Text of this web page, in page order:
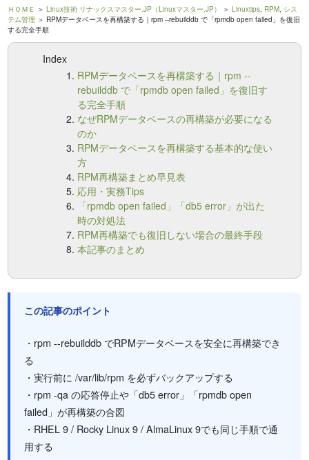
ＨＯＭＥ ＞Linux技術 リナックスマスター.JP（Linuxマスター.JP） ＞Linuxtips, RPM, シス
テム管理 ＞ RPMデータベースを再構築する｜rpm --rebuilddb で「rpmdb open failed」を復旧
する完全手順
Index
RPMデータベースを再構築する｜rpm --
rebuilddb で「rpmdb open failed」を復旧す
る完全手順
なぜRPMデータベースの再構築が必要になる
のか
RPMデータベースを再構築する基本的な使い
方
RPM再構築まとめ早見表
応用・実務Tips
「rpmdb open failed」「db5 error」が出た
時の対処法
RPM再構築でも復旧しない場合の最終手段
本記事のまとめ
この記事のポイント
・rpm --rebuilddb でRPMデータベースを安全に再構築でき
る
・実行前に /var/lib/rpm を必ずバックアップする
・rpm -qa の応答停止や「db5 error」「rpmdb open
failed」が再構築の合図
・RHEL 9 / Rocky Linux 9 / AlmaLinux 9でも同じ手順で通
用する